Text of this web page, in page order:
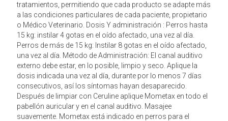
tratamientos, permitiendo que cada producto se adapte más
a las condiciones particulares de cada paciente, propietario
o Médico Veterinario. Dosis Y administración : Perros hasta
15 kg: instilar 4 gotas en el oído afectado, una vez al día.
Perros de más de 15 kg: Instilar 8 gotas en el oído afectado,
una vez al día. Método de Administración: El canal auditivo
externo debe estar, en lo posible, limpio y seco. Aplique la
dosis indicada una vez al día, durante por lo menos 7 días
consecutivos, así los síntomas hayan desaparecido.
Después de limpiar con Ceruline aplique Mometax en todo el
pabellón auricular y en el canal auditivo. Masajee
suavemente. Mometax está indicado en perros para el